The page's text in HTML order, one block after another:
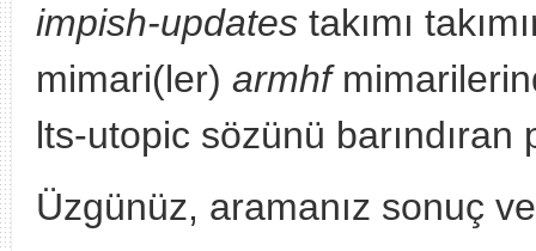
impish-updates takımı
mimari(ler) armhf
lts-utopic sözünü barındıran
Üzgünüz, aramanız sonuç